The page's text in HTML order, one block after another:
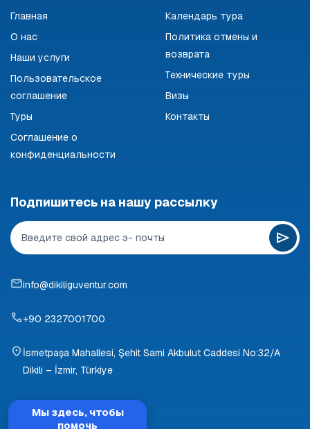
Главная
О нас
Наши услуги
Пользовательское
соглашение
Туры
Соглашение о
конфиденциальности
Календарь тура
Политика отмены и
возврата
Технические туры
Визы
Контакты
Подпишитесь на нашу рассылку
info@dikiliguventur.com
+90 2327001700
İsmetpaşa Mahallesi, Şehit Sami Akbulut Caddesi No:32/A
Dikili – İzmir, Türkiye
Мы здесь, чтобы
помочь